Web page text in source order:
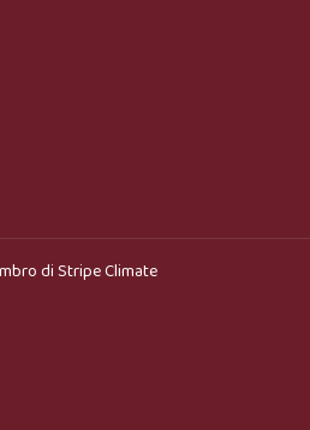
diStripe Climate